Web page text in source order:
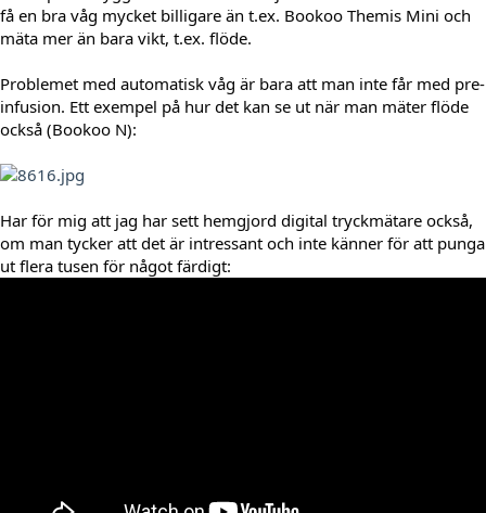
få en bra våg mycket billigare än t.ex. Bookoo Themis Mini och
mäta mer än bara vikt, t.ex. flöde.
Problemet med automatisk våg är bara att man inte får med pre-
infusion. Ett exempel på hur det kan se ut när man mäter flöde
också (Bookoo N):
Har för mig att jag har sett hemgjord digital tryckmätare också,
om man tycker att det är intressant och inte känner för att punga
ut flera tusen för något färdigt: